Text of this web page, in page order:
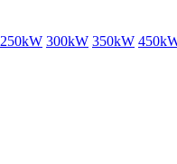
250kW 300kW 350kW